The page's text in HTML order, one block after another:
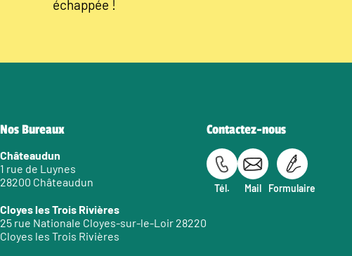
échappée !
Nos Bureaux
Châteaudun
1 rue de Luynes
28200 Châteaudun
Cloyes les Trois Rivières
25 rue Nationale Cloyes-sur-le-Loir 28220
Cloyes les Trois Rivières
Contactez-nous
Tél. Mail Formulaire